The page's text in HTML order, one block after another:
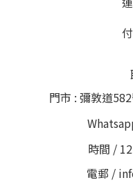
門市 : 彌敦道
時間 /
電郵 /